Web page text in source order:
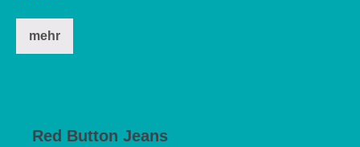
mehr
Dieses
auf.
Red Button Jeans